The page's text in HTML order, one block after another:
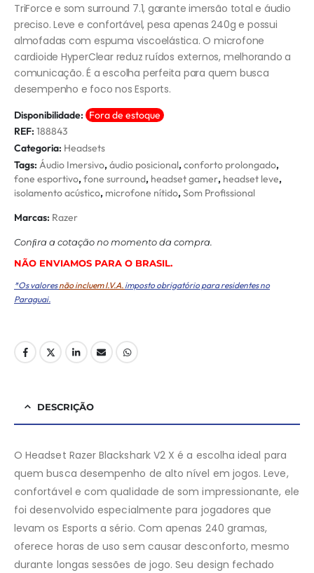
TriForce e som surround 7.1, garante imersão total e áudio
preciso. Leve e confortável, pesa apenas 240g e possui
almofadas com espuma viscoelástica. O microfone
cardioide HyperClear reduz ruídos externos, melhorando a
comunicação. É a escolha perfeita para quem busca
desempenho e foco nos Esports.
Disponibilidade: Fora de estoque
REF: 188843
Categoria: Headsets
Tags: Áudio Imersivo,áudio posicional,conforto prolongado,
fone esportivo,fone surround, headset gamer, headset leve,
isolamento acústico, microfone nítido,Som Profissional
Marcas: Razer
Conﬁra a cotação no momento da compra.
NÃO ENVIAMOS PARA O BRASIL.
*Os valoresnão incluem I.V.A. imposto obrigatório para residentes no
Paraguai.
DESCRIÇÃO
O Headset Razer Blackshark V2 X é a escolha ideal para
quem busca desempenho de alto nível em jogos. Leve,
confortável e com qualidade de som impressionante, ele
foi desenvolvido especialmente para jogadores que
levam os Esports a sério. Com apenas 240 gramas,
oferece horas de uso sem causar desconforto, mesmo
durante longas sessões de jogo. Seu design fechado